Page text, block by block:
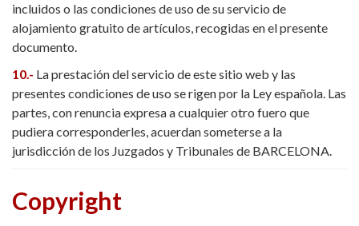
incluidos o las condiciones de uso de su servicio de
alojamiento gratuito de artículos, recogidas en el presente
documento.
10.- La prestación del servicio de este sitio web y las
presentes condiciones de uso se rigen por la Ley española. Las
partes, con renuncia expresa a cualquier otro fuero que
pudiera corresponderles, acuerdan someterse a la
jurisdicción de los Juzgados y Tribunales de BARCELONA.
Copyright